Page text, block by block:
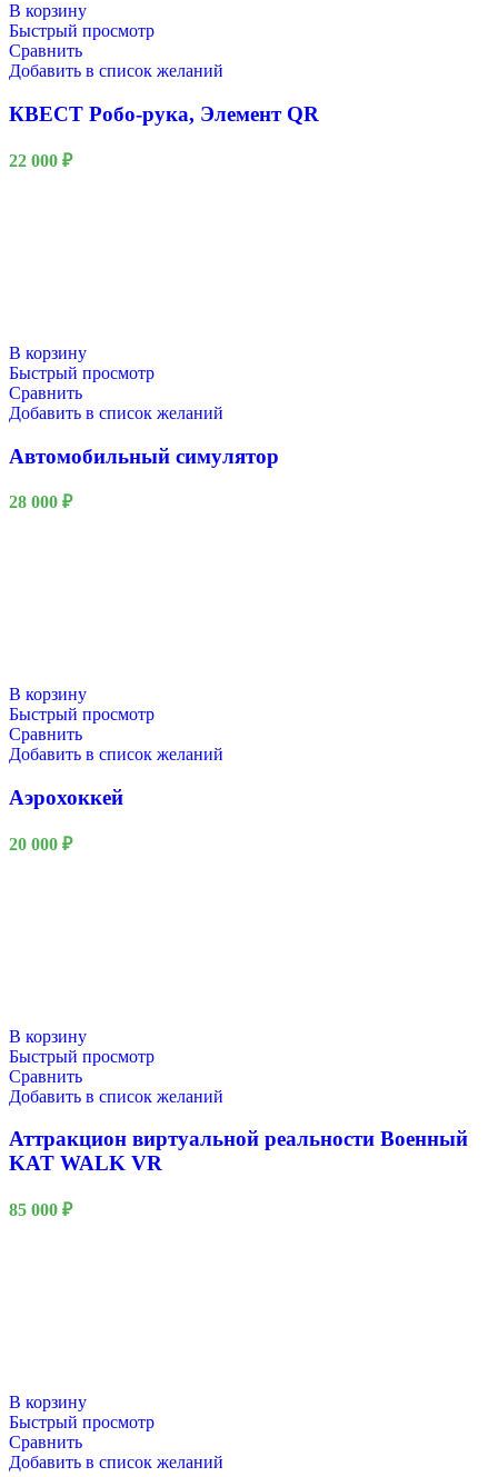
В корзину
Быстрый просмотр
Сравнить
Добавить в список желаний
КВЕСТ Робо-рука, Элемент QR
22 000 ₽
В корзину
Быстрый просмотр
Сравнить
Добавить в список желаний
Автомобильный симулятор
28 000 ₽
В корзину
Быстрый просмотр
Сравнить
Добавить в список желаний
Аэрохоккей
20 000 ₽
В корзину
Быстрый просмотр
Сравнить
Добавить в список желаний
Аттракцион виртуальной реальности Военный
KAT WALK VR
85 000 ₽
В корзину
Быстрый просмотр
Сравнить
Добавить в список желаний